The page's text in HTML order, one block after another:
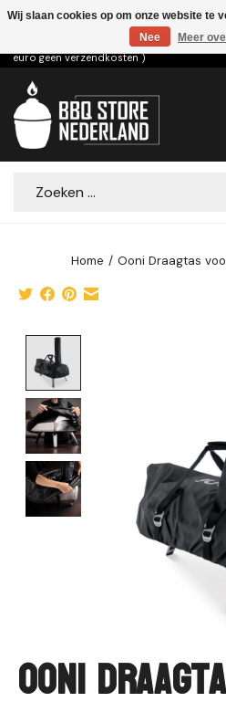
Voor 15.00u besteld dezelfde dag
euro geen verzendkosten )
Zoeken
Home / Ooni Draagtas
Product image
Ooni
Wij slaan cookies op om onze website te
Nee
Meer